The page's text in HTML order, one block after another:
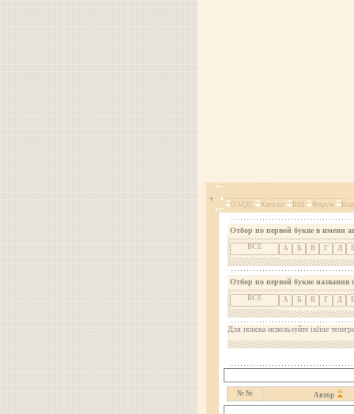
О МДС Каталог RSS Форум
Отбор по первой букве в имени
ВСЕ А Б В Г Д
Отбор по первой букве названия
ВСЕ А Б В Г Д
Для поиска используйте inline
№ № Автор